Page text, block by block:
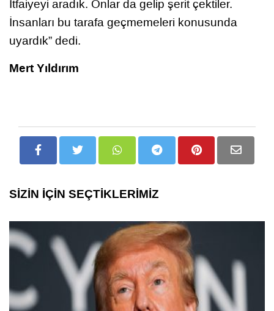
İtfaiyeyi aradık. Onlar da gelip şerit çektiler.
İnsanları bu tarafa geçmemeleri konusunda
uyardık” dedi.
Mert Yıldırım
SİZİN İÇİN SEÇTİKLERİMİZ